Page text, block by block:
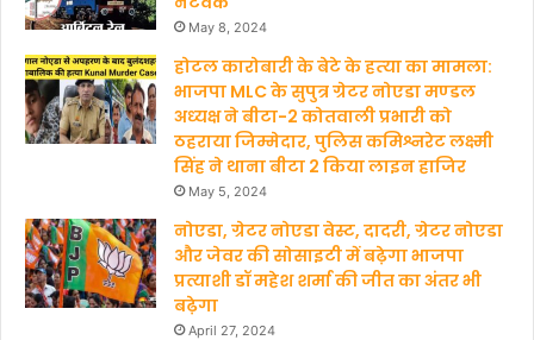
May 8, 2024
होटल कारोबारी के बेटे के हत्‍या का मामला:
भाजपा MLC के सुपुत्र ग्रेटर नोएडा मण्‍डल
अध्‍यक्ष ने बीटा-2 कोतवाली प्रभारी को
ठहराया जिम्मेदार, पुलिस कमिश्नरेट लक्ष्मी
सिंह ने थाना बीटा 2 किया लाइन हाजिर
May 5, 2024
नोएडा, ग्रेटर नोएडा वेस्ट, दादरी, ग्रेटर नोएडा
और जेवर की सोसाइटी में बढ़ेगा भाजपा
प्रत्याशी डॉ महेश शर्मा की जीत का अंतर भी
बढ़ेगा
April 27, 2024